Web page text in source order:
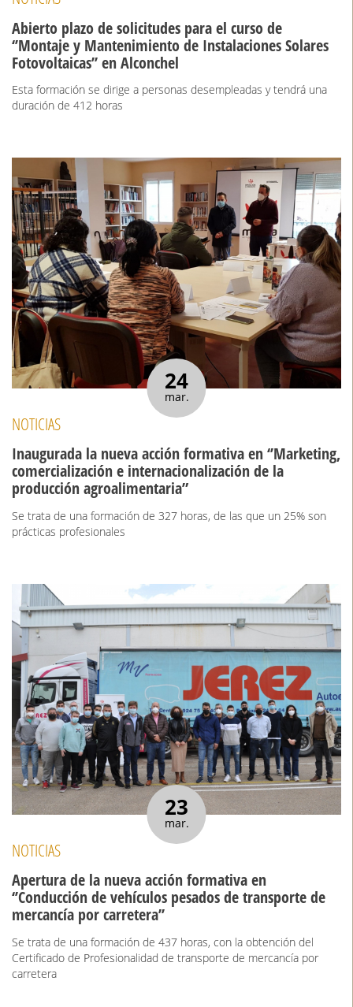
Abierto plazo de solicitudes para el curso de
‘’Montaje y Mantenimiento de Instalaciones Solares
Fotovoltaicas’’ en Alconchel
Esta formación se dirige a personas desempleadas y tendrá una
duración de 412 horas
24
mar.
NOTICIAS
Inaugurada la nueva acción formativa en ‘’Marketing,
comercialización e internacionalización de la
producción agroalimentaria”
Se trata de una formación de 327 horas, de las que un 25% son
prácticas profesionales
23
mar.
NOTICIAS
Apertura de la nueva acción formativa en
‘’Conducción de vehículos pesados de transporte de
mercancía por carretera’’
Se trata de una formación de 437 horas, con la obtención del
Certificado de Profesionalidad de transporte de mercancía por
carretera